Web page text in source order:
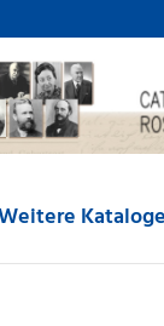
Kataloge